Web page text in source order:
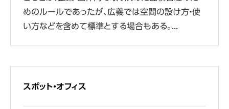
めのルールであったが、広義では空間の設け方・使
い方などを含めて標準とする場合もある。...
スポット・オフィス